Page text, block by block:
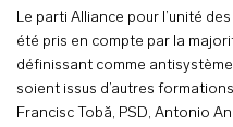
Le parti Alliance pour l’unité
été pris en compte par la
définissant comme
soient issus d’autres
Francisc Tobă, PSD, Antonio